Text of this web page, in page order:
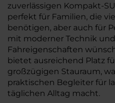
zuverlässigen Kompakt-
perfekt für Familien, die
benötigen, aber auch für
mit moderner Technik
Fahreigenschaften
bietet ausreichend Platz
großzügigen Stauraum,
praktischen Begleiter für
täglichen Alltag macht.